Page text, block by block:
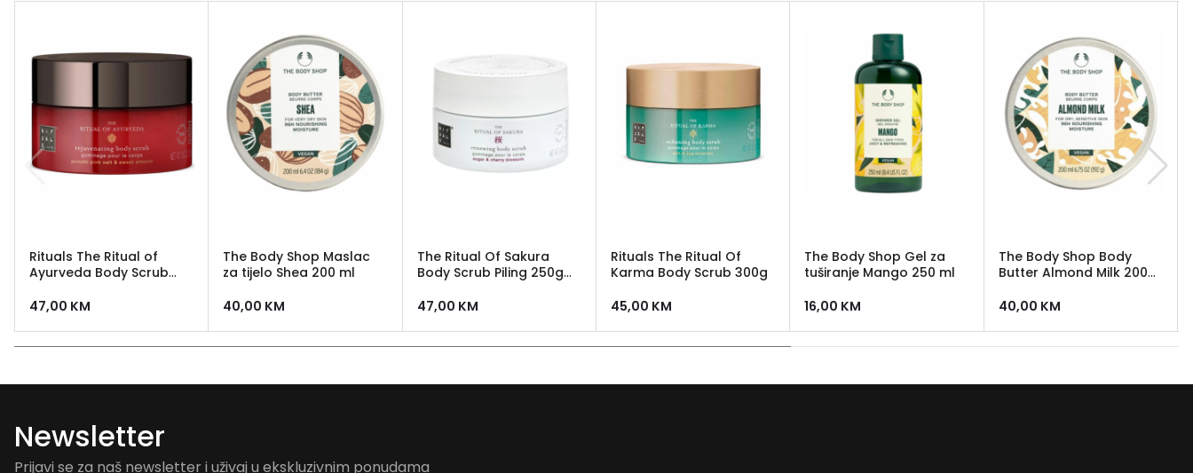
Rituals The Ritual of
Ayurveda Body Scrub
47,00 KM
The Body Shop Maslac
za tijelo Shea 200 ml
40,00 KM
The Ritual Of Sakura
Body Scrub Piling 250g
47,00 KM
Rituals The Ritual Of
Karma Body Scrub 300g
45,00 KM
The Body Shop Gel za
tuširanje Mango 250 ml
16,00 KM
The Body Shop Body
Butter Almond Milk 200
40,00 KM
Newsletter
Prijavi se za naš newsletter i uživaj u ekskluzivnim ponudama